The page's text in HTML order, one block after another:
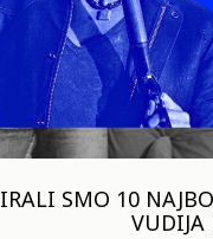
SMO 10
VUDIJA